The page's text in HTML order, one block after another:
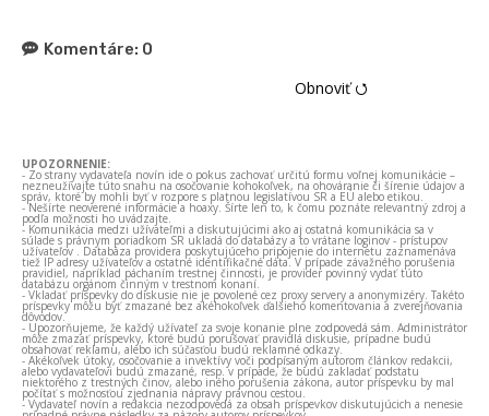
Komentáre: 0
Obnoviť ⭯
UPOZORNENIE:
- Zo strany vydavateľa novín ide o pokus zachovať určitú formu voľnej komunikácie –
nezneužívajte túto snahu na osočovanie kohokoľvek, na ohováranie či šírenie údajov a
správ, ktoré by mohli byť v rozpore s platnou legislatívou SR a EÚ alebo etikou.
- Nešírte neoverené informácie a hoaxy. Šírte len to, k čomu poznáte relevantný zdroj a
podľa možnosti ho uvádzajte.
- Komunikácia medzi užívateľmi a diskutujúcimi ako aj ostatná komunikácia sa v
súlade s právnym poriadkom SR ukladá do databázy a to vrátane loginov - prístupov
užívateľov . Databáza providera poskytujúceho pripojenie do internetu zaznamenáva
tiež IP adresy užívateľov a ostatné identifikačné dáta. V prípade závažného porušenia
pravidiel, napríklad páchaním trestnej činnosti, je provider povinný vydať túto
databázu orgánom činným v trestnom konaní.
- Vkladať príspevky do diskusie nie je povolené cez proxy servery a anonymizéry. Takéto
príspevky môžu byť zmazané bez akéhokoľvek ďalšieho komentovania a zverejňovania
dôvodov.
- Upozorňujeme, že každý užívateľ za svoje konanie plne zodpovedá sám. Administrátor
môže zmazať príspevky, ktoré budú porušovať pravidlá diskusie, prípadne budú
obsahovať reklamu, alebo ich súčasťou budú reklamné odkazy.
- Akékoľvek útoky, osočovanie a invektívy voči podpísaným autorom článkov redakcii,
alebo vydavateľovi budú zmazané, resp. v prípade, že budú zakladať podstatu
niektorého z trestných činov, alebo iného porušenia zákona, autor príspevku by mal
počítať s možnosťou zjednania nápravy právnou cestou.
- Vydavateľ novín a redakcia nezodpovedá za obsah príspevkov diskutujúcich a nenesie